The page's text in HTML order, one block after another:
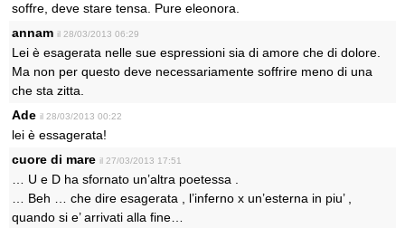
soffre, deve stare tensa. Pure eleonora.
annam il 28/03/2013 06:29
Lei è esagerata nelle sue espressioni sia di amore che di dolore.
Ma non per questo deve necessariamente soffrire meno di una
che sta zitta.
Ade il 28/03/2013 00:22
lei è essagerata!
cuore di mare il 27/03/2013 17:51
… U e D ha sfornato un’altra poetessa .
… Beh … che dire esagerata , l’inferno x un’esterna in piu’ ,
quando si e’ arrivati alla fine…